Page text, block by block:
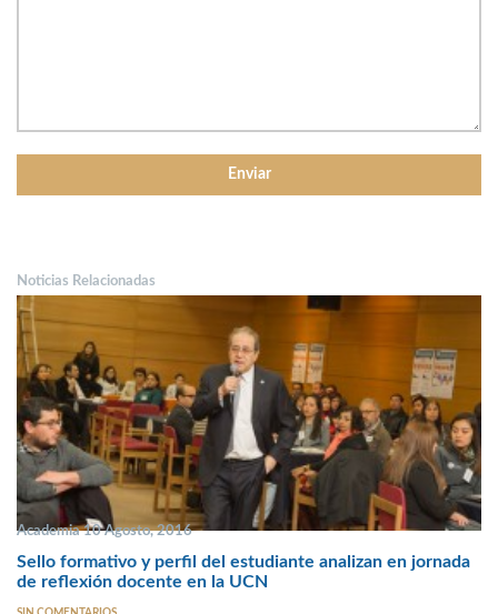
Noticias Relacionadas
Academia 10 Agosto, 2016
Sello formativo y perfil del estudiante analizan en jornada
de reflexión docente en la UCN